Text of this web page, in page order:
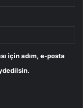
için adım, e-posta